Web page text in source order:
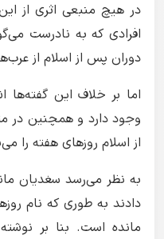
در هیچ منبعی اثری از
افرادی که به نادرست
دوران پس از اسلام از
اما بر خلاف این
وجود دارد و همچنین در
از اسلام روزهای هفته را
به نظر می‌رسد سغدیان
دادند به طوری که نام
مانده است. بنا بر